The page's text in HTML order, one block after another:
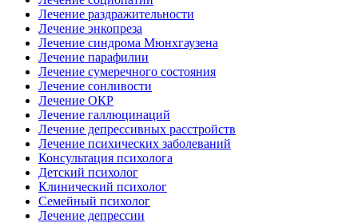
Лечение раздражительности
Лечение энкопреза
Лечение синдрома Мюнхгаузена
Лечение парафилии
Лечение сумеречного состояния
Лечение сонливости
Лечение ОКР
Лечение галлюцинаций
Лечение депрессивных расстройств
Лечение психических заболеваний
Консультация психолога
Детский психолог
Клинический психолог
Семейный психолог
Лечение депрессии